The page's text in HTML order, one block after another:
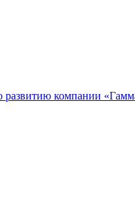
развитию компании